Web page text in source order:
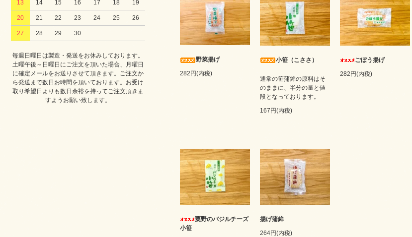
13 14 15 16 17 18 19
20 21 22 23 24 25 26
27 28 29 30
毎週日曜日は製造・発送をお休みしております。
土曜午後～日曜日にご注文を頂いた場合、月曜日
に確定メールをお送りさせて頂きます。ご注文か
ら発送まで数日お時間を頂いております。お受け
取り希望日よりも数日余裕を持ってご注文頂きま
すようお願い致します。
野菜揚げ
282円(内税)
小笹（こささ）
通常の笹蒲鉾の原料はそ
のままに、半分の量と値
段となっております。
167円(内税)
ごぼう揚げ
282円(内税)
粟野のバジルチーズ
小笹
揚げ蒲鉾
264円(内税)